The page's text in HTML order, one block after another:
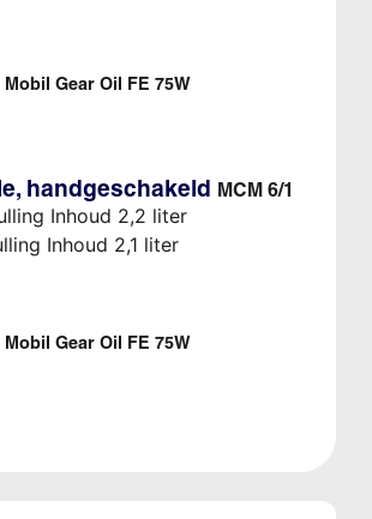
Mobil Gear Oil FE 75W
handgeschakeld MCM 6/1
Inhoud 2,2 liter
Inhoud 2,1 liter
Mobil Gear Oil FE 75W